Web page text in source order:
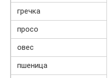
гречка
просо
овес
пшеница